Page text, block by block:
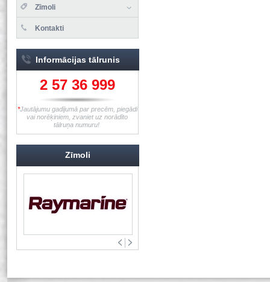
Zīmoli
Kontakti
Informācijas tālrunis
2 57 36 999
*Jautājumu gadījumā par precēm, piegādi
vai norēķiniem, zvaniet uz norādīto
tālruņa numuru!
Zīmoli